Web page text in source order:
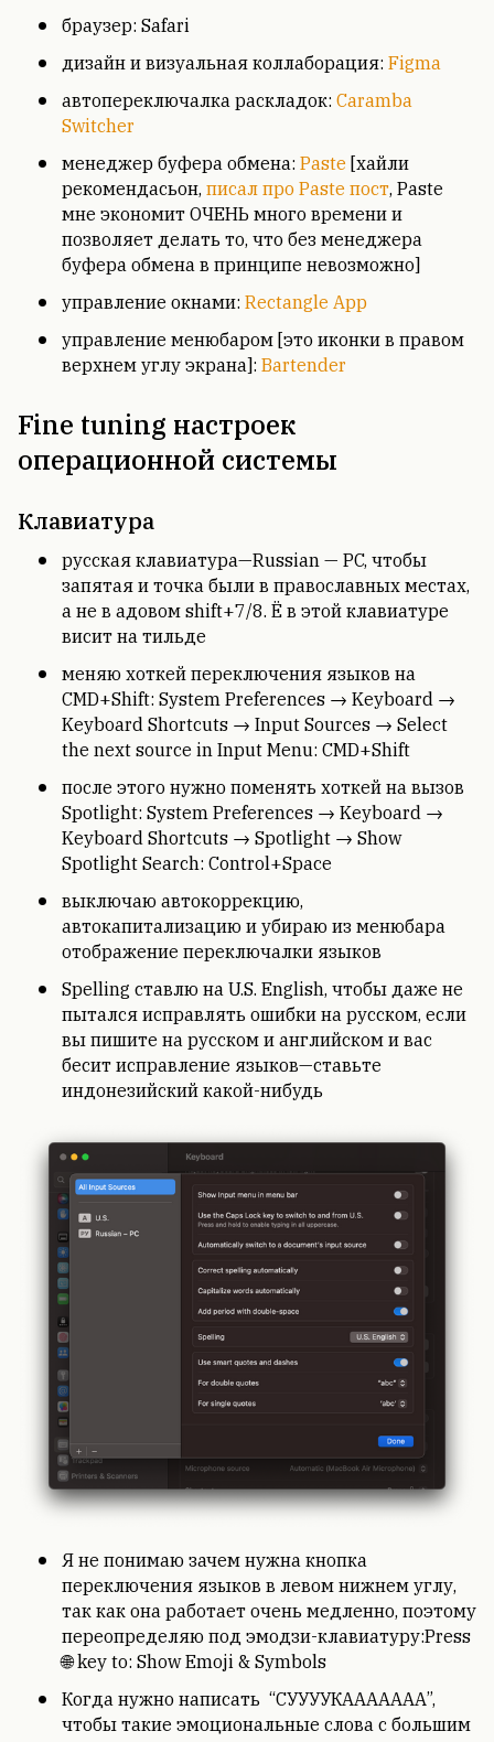
браузер: Safari
дизайн и визуальная коллаборация: Figma
автопереключалка раскладок: Caramba
Switcher
менеджер буфера обмена: Paste [хайли
рекомендасьон, писал про Paste пост, Paste
мне экономит ОЧЕНЬ много времени и
позволяет делать то, что без менеджера
буфера обмена в принципе невозможно]
управление окнами: Rectangle App
управление менюбаром [это иконки в правом
верхнем углу экрана]: Bartender
Fine tuning настроек
операционной системы
Клавиатура
русская клавиатура—Russian — PC, чтобы
запятая и точка были в православных местах,
а не в адовом shift+7/8. Ë в этой клавиатуре
висит на тильде
меняю хоткей переключения языков на
CMD+Shift: System Preferences → Keyboard →
Keyboard Shortcuts → Input Sources → Select
the next source in Input Menu: CMD+Shift
после этого нужно поменять хоткей на вызов
Spotlight: System Preferences → Keyboard →
Keyboard Shortcuts → Spotlight → Show
Spotlight Search: Control+Space
выключаю автокоррекцию,
автокапитализацию и убираю из менюбара
отображение переключалки языков
Spelling ставлю на U.S. English, чтобы даже не
пытался исправлять ошибки на русском, если
вы пишите на русском и английском и вас
бесит исправление языков—ставьте
индонезийский какой-нибудь
Я не понимаю зачем нужна кнопка
переключения языков в левом нижнем углу,
так как она работает очень медленно, поэтому
переопределяю под эмодзи-клавиатуру:Press
🌐 key to: Show Emoji & Symbols
Когда нужно написать “СУУУУКААААААА”,
чтобы такие эмоциональные слова с большим